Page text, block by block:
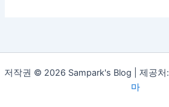
저작권 © 2026 Sampark's Blog | 제공처:
마